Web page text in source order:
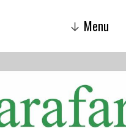
↓ Menu